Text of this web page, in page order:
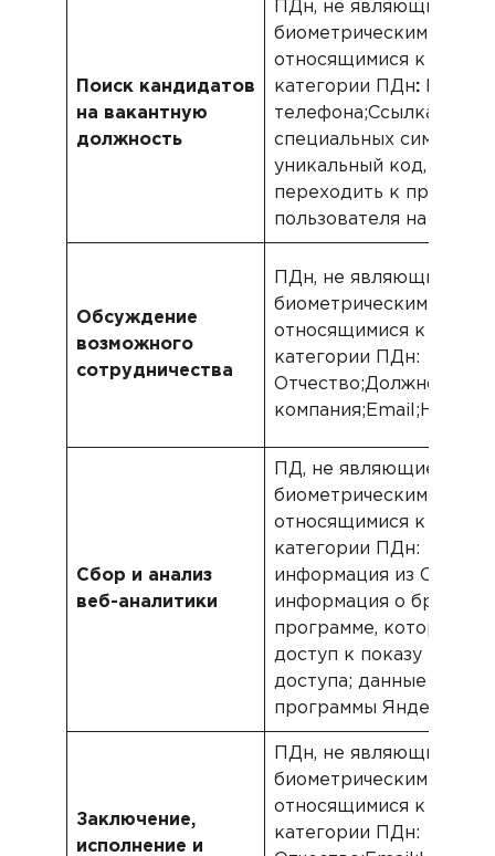
Поиск кандидатов
на вакантную
должность
ПДн, не являющиеся
биометрическими, не
относящимися к
категории ПДн:
телефона;Ссылка на
специальных символов;
уникальный код,
переходить к
пользователя на
Обсуждение
возможного
сотрудничества
ПДн, не являющиеся
биометрическими, не
относящимися к
категории ПДн:
компания;Email;Номер
Сбор и анализ
веб-аналитики
ПД, не являющиеся
биометрическими, не
относящимися к
категории ПДн: IP
информация из Cookies;
информация о
программе, которая
доступ к показу
доступа; данные
программы
Заключение,
исполнение и
ПДн, не являющиеся
биометрическими, не
относящимися к
категории ПДн: